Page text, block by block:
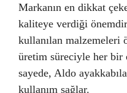
Markanın en dikkat
kaliteye verdiği
kullanılan malzemeleri
üretim süreciyle her bir
sayede, Aldo
kullanım sağlar.